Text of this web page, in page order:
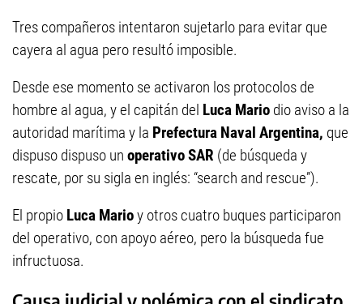
Tres compañeros intentaron sujetarlo para evitar que
cayera al agua pero resultó imposible.
Desde ese momento se activaron los protocolos de
hombre al agua, y el capitán del Luca Mario dio aviso a la
autoridad marítima y la Prefectura Naval Argentina, que
dispuso dispuso un operativo SAR (de búsqueda y
rescate, por su sigla en inglés: “search and rescue”).
El propio Luca Marioy otros cuatro buques participaron
del operativo, con apoyo aéreo, pero la búsqueda fue
infructuosa.